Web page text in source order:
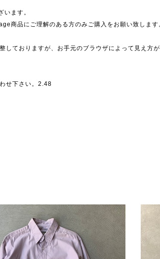
ます。
商品にご理解のある方のみご購入をお願い致します
しておりますが、お手元のブラウザによって見え方
せ下さい。2.48